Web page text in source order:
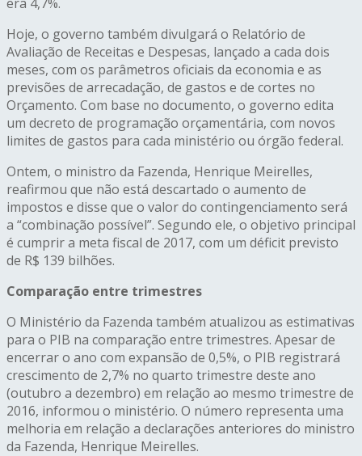
Hoje, o governo também divulgará o Relatório de
Avaliação de Receitas e Despesas, lançado a cada dois
meses, com os parâmetros oficiais da economia e as
previsões de arrecadação, de gastos e de cortes no
Orçamento. Com base no documento, o governo edita
um decreto de programação orçamentária, com novos
limites de gastos para cada ministério ou órgão federal.
Ontem, o ministro da Fazenda, Henrique Meirelles,
reafirmou que não está descartado o aumento de
impostos e disse que o valor do contingenciamento será
a “combinação possível”. Segundo ele, o objetivo principal
é cumprir a meta fiscal de 2017, com um déficit previsto
de R$ 139 bilhões.
Comparação entre trimestres
O Ministério da Fazenda também atualizou as estimativas
para o PIB na comparação entre trimestres. Apesar de
encerrar o ano com expansão de 0,5%, o PIB registrará
crescimento de 2,7% no quarto trimestre deste ano
(outubro a dezembro) em relação ao mesmo trimestre de
2016, informou o ministério. O número representa uma
melhoria em relação a declarações anteriores do ministro
da Fazenda, Henrique Meirelles.